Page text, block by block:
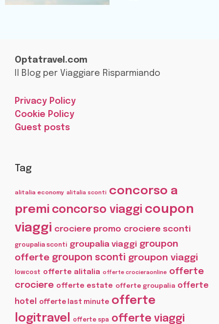
Optatravel.com
Il Blog per Viaggiare Risparmiando
Privacy Policy
Cookie Policy
Guest posts
Tag
alitalia economy alitalia sconti concorso a
premi concorso viaggi coupon
viaggi crociere promo crociere sconti
groupalia sconti groupalia viaggi groupon
offerte groupon sconti groupon viaggi
lowcost offerte alitalia offerte crocieraonline offerte
crociere offerte estate offerte groupalia offerte
hotel
offerte last minute offerte
logitravel offerte spa offerte viaggi